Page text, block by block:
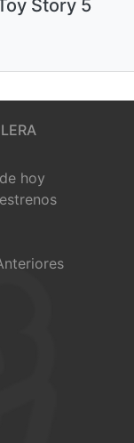
Story 5
hoy